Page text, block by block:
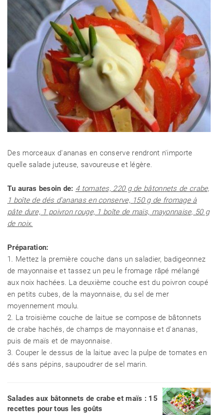
Des morceaux d'ananas en conserve rendront n'importe
quelle salade juteuse, savoureuse et légère.
Tu auras besoin de: 4 tomates, 220 g de bâtonnets de crabe,
1 boîte de dés d'ananas en conserve, 150 g de fromage à
pâte dure, 1 poivron rouge, 1 boîte de maïs, mayonnaise, 50 g
de noix.
Préparation:
1. Mettez la première couche dans un saladier, badigeonnez
de mayonnaise et tassez un peu le fromage râpé mélangé
aux noix hachées. La deuxième couche est du poivron coupé
en petits cubes, de la mayonnaise, du sel de mer
moyennement moulu.
2. La troisième couche de laitue se compose de bâtonnets
de crabe hachés, de champs de mayonnaise et d'ananas,
puis de maïs et de mayonnaise.
3. Couper le dessus de la laitue avec la pulpe de tomates en
dés sans pépins, saupoudrer de sel marin.
Salades aux bâtonnets de crabe et maïs : 15
recettes pour tous les goûts